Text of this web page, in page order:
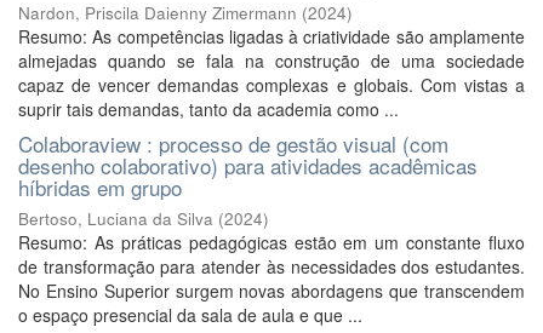
Nardon, Priscila Daienny Zimermann (2024)
Resumo: As competências ligadas à criatividade são amplamente
almejadas quando se fala na construção de uma sociedade
capaz de vencer demandas complexas e globais. Com vistas a
suprir tais demandas, tanto da academia como ...
Colaboraview : processo de gestão visual (com
desenho colaborativo) para atividades acadêmicas
híbridas em grupo
Bertoso, Luciana da Silva (2024)
Resumo: As práticas pedagógicas estão em um constante fluxo
de transformação para atender às necessidades dos estudantes.
No Ensino Superior surgem novas abordagens que transcendem
o espaço presencial da sala de aula e que ...